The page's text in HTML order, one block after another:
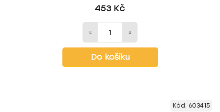
453 Kč
Do košíku
Kód: 603415